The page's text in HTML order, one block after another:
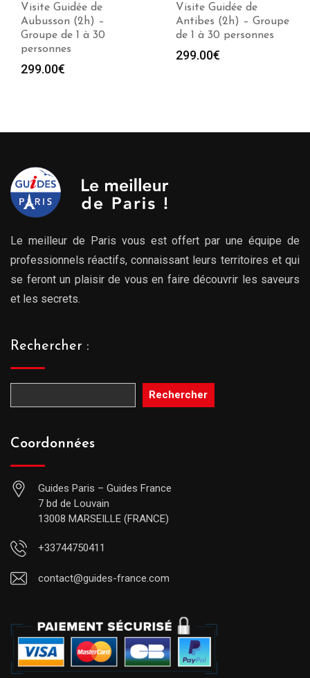
Visite Guidée de
Aubusson (2h) –
Groupe de 1 à 30
personnes
299.00€
Visite Guidée de
Antibes (2h) – Groupe
de 1 à 30 personnes
299.00€
Le meilleur de Paris vous est offert par une équipe de
professionnels réactifs, connaissant leurs territoires et qui
se feront un plaisir de vous en faire découvrir les saveurs
et les secrets.
Rechercher :
Rechercher
Coordonnées
Guides Paris – Guides France
7 bd de Louvain
13008 MARSEILLE (FRANCE)
+33744750411
contact@guides-france.com